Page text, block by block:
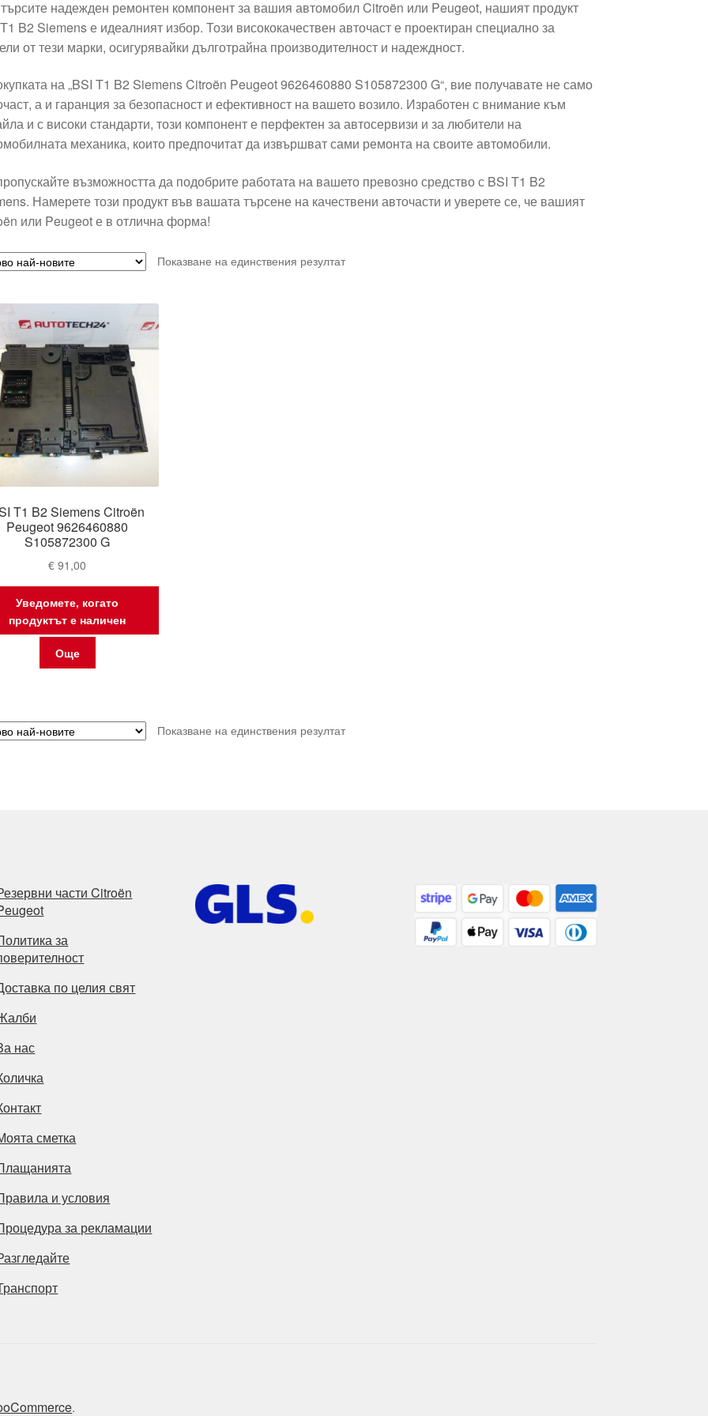
надежден ремонтен компонент за вашия автомобил Citroën или Peugeot, нашият продукт
B2 Siemens е идеалният избор. Този висококачествен авточаст е проектиран специално за
от тези марки, осигурявайки дълготрайна производителност и надеждност.
на „BSI T1 B2 Siemens Citroën Peugeot 9626460880 S105872300 G“, вие получавате не само
а и гаранция за безопасност и ефективност на вашето возило. Изработен с внимание към
и с високи стандарти, този компонент е перфектен за автосервизи и за любители на
механика, които предпочитат да извършват сами ремонта на своите автомобили.
възможността да подобрите работата на вашето превозно средство с BSI T1 B2
Намерете този продукт във вашата търсене на качествени авточасти и уверете се, че вашият
или Peugeot е в отлична форма!
Показване на единствения резултат
T1 B2 Siemens Citroën
Peugeot 9626460880
S105872300 G
€ 91,00
Уведомете, когато
продуктът е наличен
Още
Показване на единствения резултат
части Citroën
за
по целия свят
нас
сметка
и условия
за рекламации
.